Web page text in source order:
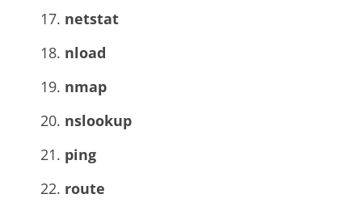
netstat
nload
nmap
nslookup
ping
route